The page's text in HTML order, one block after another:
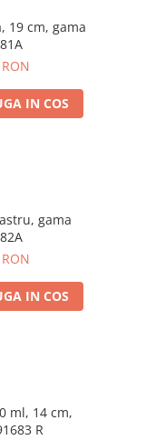
IN COS
gama
IN COS
R